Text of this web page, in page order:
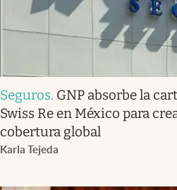
Seguros. GNP absorbe la
Swiss Re en México para
cobertura global
Karla Tejeda